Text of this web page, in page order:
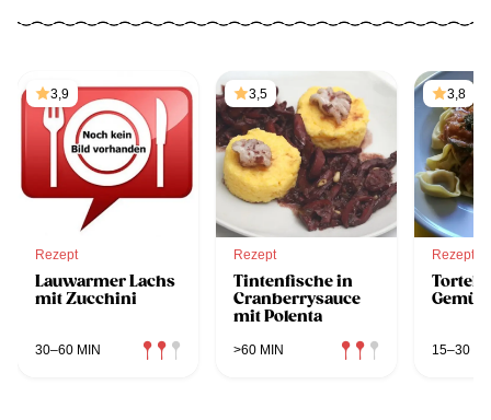
3,9
Rezept
Lauwarmer Lachs
mit Zucchini
30–60 MIN
3,5
Rezept
Tintenfische in
Cranberrysauce
mit Polenta
>60 MIN
3,8
Rezept
15–30